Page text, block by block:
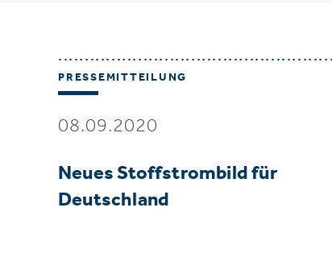
PRESSEMITTEILUNG
08.09.2020
Neues Stoffstrombild für
Deutschland